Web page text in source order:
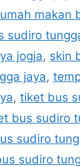
makan
sudiro
jogja, skin
jaya,
, tiket bus
bus sudiro
sudiro
sudiro